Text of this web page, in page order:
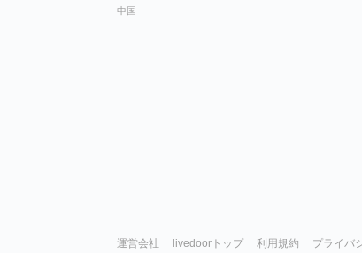
中国
運営会社 livedoorトップ 利用規約 プライバ